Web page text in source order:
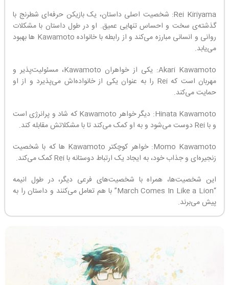
Rei Kiriyama: شخصیت اصلی داستان، یک بازیکن حرفه‌ای شطرنج با
گذشته‌ی سخت و احساس تنهایی عمیق. او در طول داستان با مشکلات
روانی و انسانی مبارزه می‌کند و از رابطه با خانواده Kawamoto ها بهبود
می‌یابد.
Akari Kawamoto: یکی از خواهران Kawamoto، مسئولیت‌پذیر و
مهربان است که Rei را به عنوان یکی از خانواده‌اش می‌پذیرد و از او
حمایت می‌کند.
Hinata Kawamoto: دیگر خواهر Kawamoto که شاد و پرانرژی است
و با Rei دوست می‌شود و به او کمک می‌کند تا با مشکلاتش مقابله کند.
Momo Kawamoto: خواهر کوچکتر Kawamoto ها که با شخصیت
زنجیره‌ای و جذاب خود، به ایجاد یک ارتباط دوستانه با Rei کمک می‌کند.
این شخصیت‌ها، همراه با شخصیت‌های فرعی دیگر، در طول انیمه
“March Comes In Like a Lion” با هم تعامل می‌کنند و داستان را به
پیش می‌برند.